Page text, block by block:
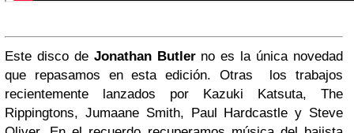
Este disco de Jonathan Butlerno es la única novedad
que repasamos en esta edición. Otras los trabajos
recientemente lanzados por Kazuki Katsuta, The
Rippingtons, Jumaane Smith, Paul Hardcastle y Steve